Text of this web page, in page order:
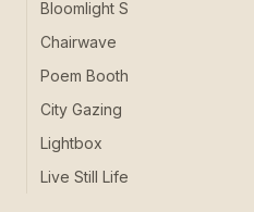
Bloomlight S
Chairwave
Poem Booth
City Gazing
Lightbox
Live Still Life